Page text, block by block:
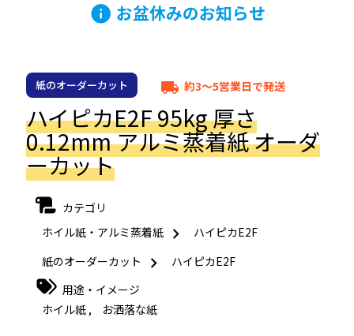
info お盆休みのお知らせ
紙のオーダーカット local_shipping 約3～5営業日で発送
ハイピカE2F 95kg 厚さ
0.12mm アルミ蒸着紙 オーダ
ーカット
カテゴリ
ホイル紙・アルミ蒸着紙
ハイピカE2F
紙のオーダーカット
ハイピカE2F
用途・イメージ
ホイル紙 , お洒落な紙